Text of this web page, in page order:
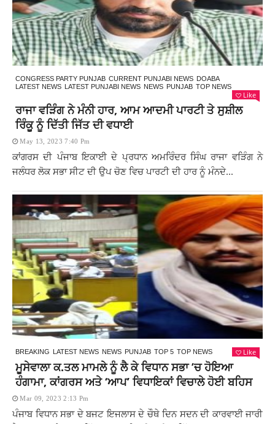
CONGRESS PARTY PUNJAB CURRENT PUNJABI NEWS DOABA
LATEST NEWS LATEST PUNJABI NEWS NEWS PUNJAB TOP NEWS
Like
ਰਾਜਾ ਵੜਿੰਗ ਨੇ ਮੰਨੀ ਹਾਰ, ਆਮ ਆਦਮੀ ਪਾਰਟੀ ਤੇ ਸੁਸ਼ੀਲ
ਰਿੰਕੂ ਨੂੰ ਦਿੱਤੀ ਜਿੱਤ ਦੀ ਵਧਾਈ
May 13, 2023 7:40 Pm
ਕਾਂਗਰਸ ਦੀ ਪੰਜਾਬ ਇਕਾਈ ਦੇ ਪ੍ਰਧਾਨ ਅਮਰਿੰਦਰ ਸਿੰਘ ਰਾਜਾ ਵੜਿੰਗ ਨੇ
ਜਲੰਧਰ ਲੋਕ ਸਭਾ ਸੀਟ ਦੀ ਉਪ ਚੋਣ ਵਿਚ ਪਾਰਟੀ ਦੀ ਹਾਰ ਨੂੰ ਮੰਨਦੇ...
BREAKING LATEST NEWS NEWS PUNJAB TOP 5 TOP NEWS Like
ਮੂਸੇਵਾਲਾ ਕ.ਤਲ ਮਾਮਲੇ ਨੂੰ ਲੈ ਕੇ ਵਿਧਾਨ ਸਭਾ ’ਚ ਹੋਇਆ
ਹੰਗਾਮਾ, ਕਾਂਗਰਸ ਅਤੇ ‘ਆਪ’ ਵਿਧਾਇਕਾਂ ਵਿਚਾਲੇ ਹੋਈ ਬਹਿਸ
Mar 09, 2023 2:13 Pm
ਪੰਜਾਬ ਵਿਧਾਨ ਸਭਾ ਦੇ ਬਜਟ ਇਜਲਾਸ ਦੇ ਚੌਥੇ ਦਿਨ ਸਦਨ ਦੀ ਕਾਰਵਾਈ ਜਾਰੀ